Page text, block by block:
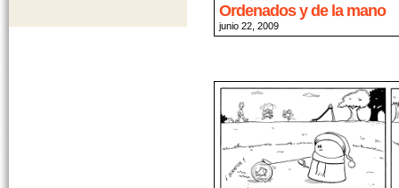
Ordenados y de la mano
junio 22, 2009